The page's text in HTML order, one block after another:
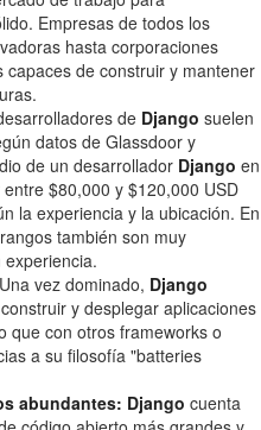
Empresas de todos los
hasta corporaciones
de construir y mantener
de Django suelen
datos de Glassdoor y
de un desarrollador Django en
$80,000 y $120,000 USD
la experiencia y la ubicación. En
también son muy
Una vez dominado, Django
y desplegar aplicaciones
que con otros frameworks o
a su filosofía "batteries
abundantes: Django cuenta